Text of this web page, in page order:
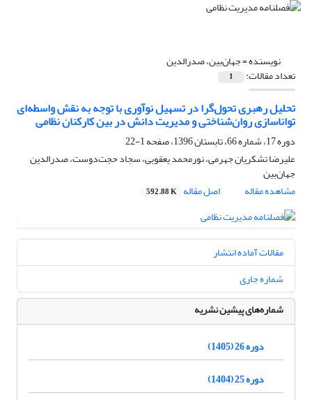
نویسنده =جهان‌بین، صدرالدین
تعداد مقالات: 1
تحلیل رهبری تحول‌گرا در تسهیل نوآوری با توجه به نقش واسطه‌ای
تواناسازی روان‌شناختی و مدیریت دانش در بین کارکنان نظامی
دوره 17، شماره 66، تابستان 1396، صفحه
1-22
علیرضا تشکریان جهرمی، نورمحمد یعقوبی، سجاد حجت‌دوست، صدرالدین
جهان‌بین
مشاهده مقاله
اصل مقاله 592.88 K
مقالات آماده انتشار
شماره جاری
شماره‌های پیشین نشریه
دوره 26 (1405)
دوره 25 (1404)